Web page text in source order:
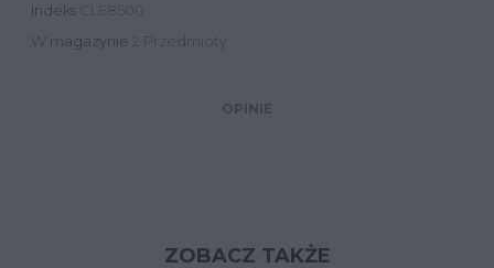
Indeks
CLE8500
W magazynie
2 Przedmioty
OPINIE
ZOBACZ TAKŻE